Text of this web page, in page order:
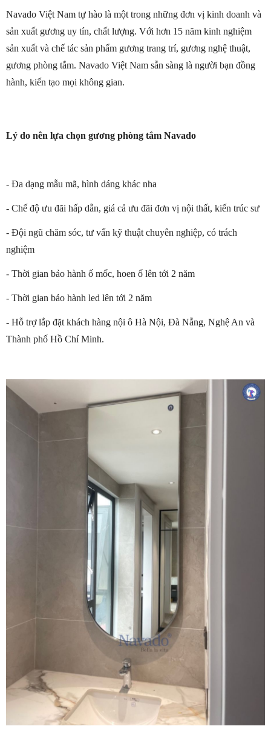
Navado Việt Nam tự hào là một trong những đơn vị kinh doanh và
sản xuất gương uy tín, chất lượng. Với hơn 15 năm kinh nghiệm
sản xuất và chế tác sản phẩm gương trang trí, gương nghệ thuật,
gương phòng tắm. Navado Việt Nam sẵn sàng là người bạn đồng
hành, kiến tạo mọi không gian.
Lý do nên lựa chọn gương phòng tắm Navado
- Đa dạng mẫu mã, hình dáng khác nha
- Chế độ ưu đãi hấp dẫn, giá cả ưu đãi đơn vị nội thất, kiến trúc sư
- Đội ngũ chăm sóc, tư vấn kỹ thuật chuyên nghiệp, có trách
nghiệm
- Thời gian bảo hành ố mốc, hoen ố lên tới 2 năm
- Thời gian bảo hành led lên tới 2 năm
- Hỗ trợ lắp đặt khách hàng nội ô Hà Nội, Đà Nẵng, Nghệ An và
Thành phố Hồ Chí Minh.